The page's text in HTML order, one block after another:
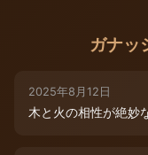
ガナッ
2025年8月12日
木と火の相性が絶妙